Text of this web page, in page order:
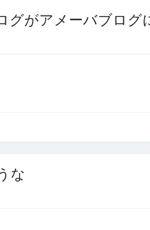
グがアメーバブログ
な